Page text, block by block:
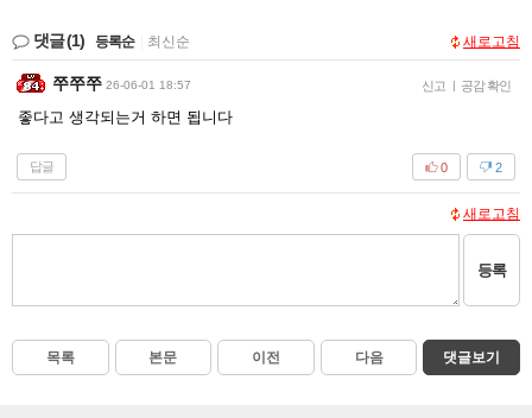
댓글(1) 등록순 최신순 새로고침
쭈쭈쭈 26-06-01 18:57 신고 | 공감 확인
좋다고 생각되는거 하면 됩니다
답글 2
0
새로고침
등록
목록 본문 이전 다음 댓글보기